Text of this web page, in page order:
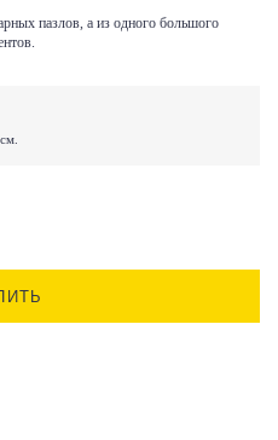
пазлов, а из одного большого